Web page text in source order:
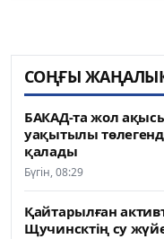
СОҢҒЫ
БАКАД-та жол
уақытылы
қалады
Бүгін, 08:29
Қайтарылған
Щучинсктің су